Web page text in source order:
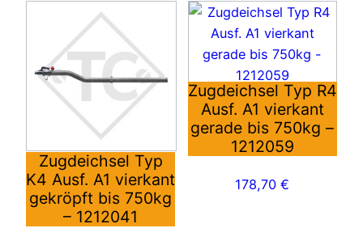
Zugdeichsel Typ
K4 Ausf. A1 vierkant
gekröpft bis 750kg
– 1212041
Zugdeichsel Typ R4
Ausf. A1 vierkant
gerade bis 750kg –
1212059
178,70€